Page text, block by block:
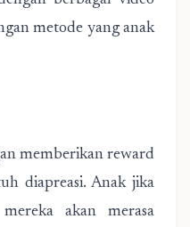
metode yang anak
memberikan reward
diapreasi. Anak jika
akan merasa